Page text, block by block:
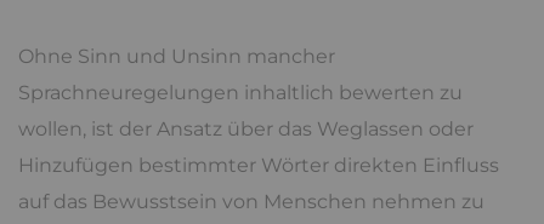
Ohne Sinn und Unsinn mancher
Sprachneuregelungen inhaltlich bewerten zu
wollen, ist der Ansatz über das Weglassen oder
Hinzufügen bestimmter Wörter direkten Einfluss
auf das Bewusstsein von Menschen nehmen zu